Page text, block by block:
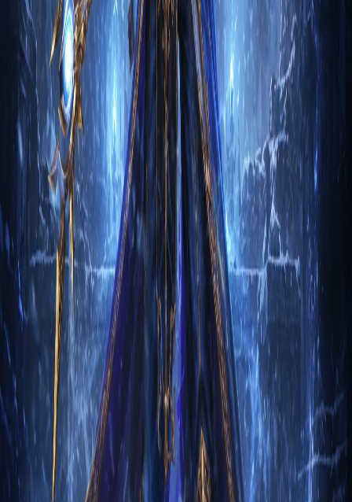
Гайд на Чародея: Удивительные тайны Выра
через Архонта
1. Вступление Чародей Удивительные тайны Выра через
Архонта в Diablo 3 — это класс, который использует
магию…
Магнус Каменный
Чародей
Гайд на Чародея: Нестабильный скипетр
через Морозную сферу
1. Вступление Чародей Нестабильный скипетр через
Морозную сферу в Diablo 3 — это класс, который
использует ма…
Имоэн Ветровой
2 м
Чародей
Гайд на Чародея: Шедевр Дельсира через
Энергетический вихрь